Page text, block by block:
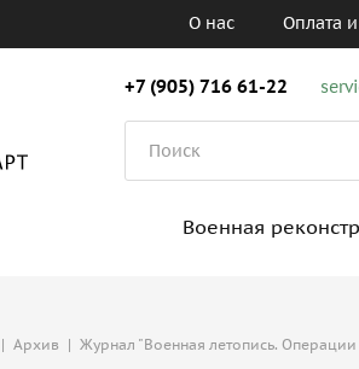
О нас Оплата
+7 (905) 716 61-22
Военная
| Архив | Журнал "Военная летопись.